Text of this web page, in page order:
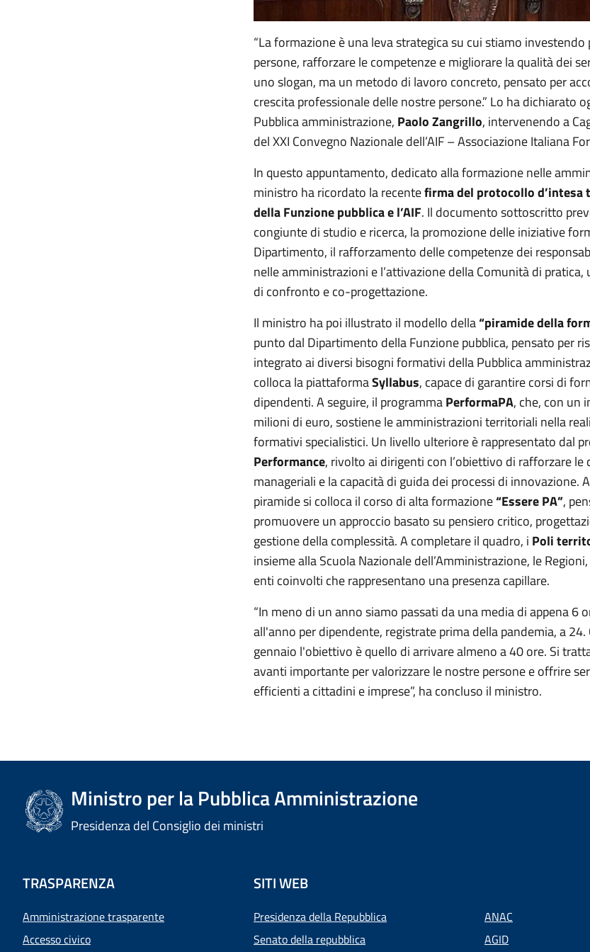
“La formazione è una leva strategica su cui stiamo investendo
persone, rafforzare le competenze e migliorare la qualità dei
uno slogan, ma un metodo di lavoro concreto, pensato per
crescita professionale delle nostre persone.” Lo ha dichiarato
Pubblica amministrazione, Paolo Zangrillo, intervenendo a
del XXI Convegno Nazionale dell’AIF – Associazione Italiana
In questo appuntamento, dedicato alla formazione nelle
ministro ha ricordato la recentefirma del protocollo
della Funzione pubblica e l’AIF. Il documento sottoscritto
congiunte di studio e ricerca, la promozione delle iniziative
Dipartimento, il rafforzamento delle competenze dei
nelle amministrazioni e l’attivazione della Comunità di pratica,
di confronto e co-progettazione.
Il ministro ha poi illustrato il modello della“piramide della
punto dal Dipartimento della Funzione pubblica, pensato per
integrato ai diversi bisogni formativi della Pubblica
colloca la piattaformaSyllabus, capace di garantire corsi di
dipendenti. A seguire, il programmaPerformaPA, che, con un
milioni di euro, sostiene le amministrazioni territoriali nella
formativi specialistici. Un livello ulteriore è rappresentato dal
Performance, rivolto ai dirigenti con l’obiettivo di rafforzare le
manageriali e la capacità di guida dei processi di innovazione.
piramide si colloca il corso di alta formazione“Essere PA”,
promuovere un approccio basato su pensiero critico,
gestione della complessità. A completare il quadro, i Poli
insieme alla Scuola Nazionale dell’Amministrazione, le
enti coinvolti che rappresentano una presenza capillare.
“In meno di un anno siamo passati da una media di appena 6
all'anno per dipendente, registrate prima della pandemia, a
gennaio l'obiettivo è quello di arrivare almeno a 40 ore. Si
avanti importante per valorizzare le nostre persone e offrire
efficienti a cittadini e imprese”, ha concluso il ministro.
Ministro per la Pubblica Amministrazione
Presidenza del Consiglio dei ministri
TRASPARENZA
Amministrazione trasparente
Accesso civico
SITI WEB
Presidenza della Repubblica
Senato della repubblica
ANAC
AGID